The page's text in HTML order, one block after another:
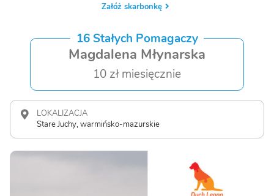
Załóż skarbonkę
16 Stałych Pomagaczy
Magdalena Młynarska
10 zł miesięcznie
LOKALIZACJA
Stare Juchy, warmińsko-mazurskie